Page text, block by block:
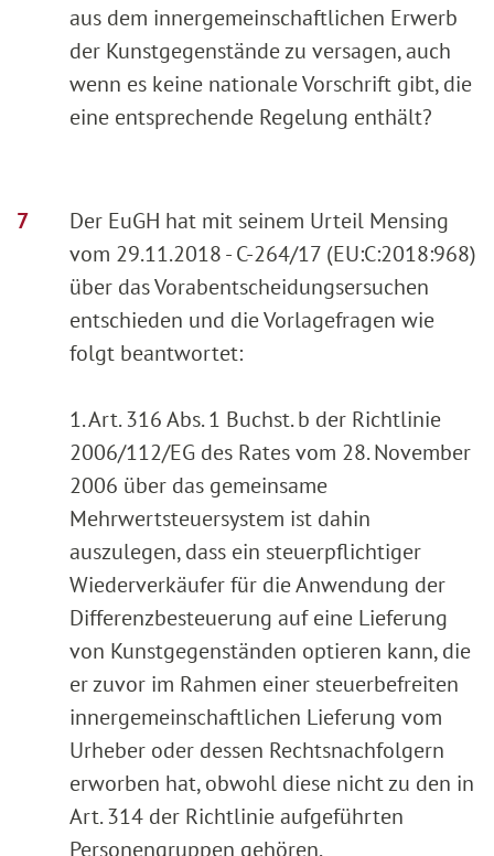
aus dem innergemeinschaftlichen Erwerb
der Kunstgegenstände zu versagen, auch
wenn es keine nationale Vorschrift gibt, die
eine entsprechende Regelung enthält?
Der EuGH hat mit seinem Urteil Mensing
vom 29.11.2018 - C-264/17 (EU:C:2018:968)
über das Vorabentscheidungsersuchen
entschieden und die Vorlagefragen wie
folgt beantwortet:
1. Art. 316 Abs. 1 Buchst. b der Richtlinie
2006/112/EG des Rates vom 28. November
2006 über das gemeinsame
Mehrwertsteuersystem ist dahin
auszulegen, dass ein steuerpflichtiger
Wiederverkäufer für die Anwendung der
Differenzbesteuerung auf eine Lieferung
von Kunstgegenständen optieren kann, die
er zuvor im Rahmen einer steuerbefreiten
innergemeinschaftlichen Lieferung vom
Urheber oder dessen Rechtsnachfolgern
erworben hat, obwohl diese nicht zu den in
Art. 314 der Richtlinie aufgeführten
Personengruppen gehören.